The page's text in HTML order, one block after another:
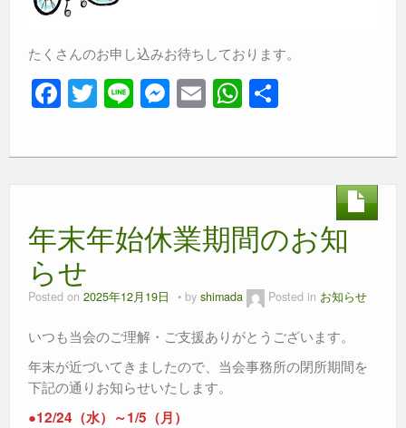
たくさんのお申し込みお待ちしております。
F
a
c
o
o
k
T
wi
tt
Li
n
e
M
e
ss
g
er
E
m
ail
W
h
at
p
p
年末年始休業期間のお知
らせ
Posted on 2025年12月19日 by shimada Posted in お知らせ
いつも当会のご理解・ご支援ありがとうございます。
年末が近づいてきましたので、当会事務所の閉所期間を
下記の通りお知らせいたします。
●12/24（水）～1/5（月）